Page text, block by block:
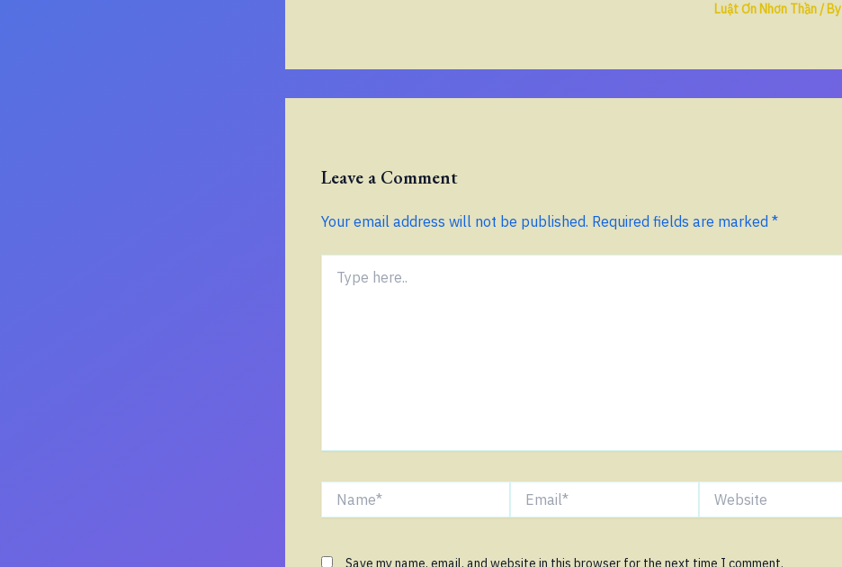
Luật Ơn Nhơn Thần/ By
Leave a Comment
Your email address will not be published. Required fields are marked *
here..
Website
Save my name, email, and website in this browser for the next time I comment.